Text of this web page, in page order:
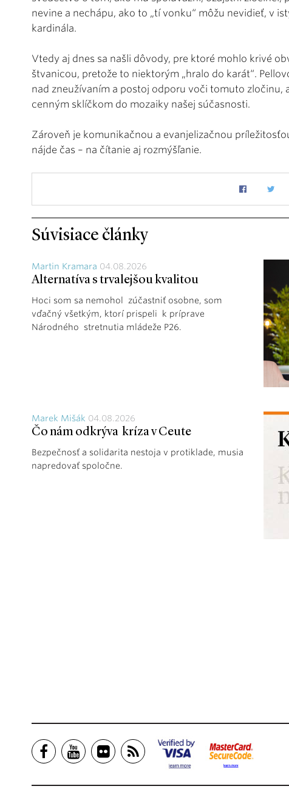
nevine a nechápu, ako to „tí vonku“ môžu nevidieť, v
kardinála.
Vtedy aj dnes sa našli dôvody, pre ktoré mohlo krivé
štvanicou, pretože to niektorým „hralo do karát“.
nad zneužívaním a postoj odporu voči tomuto zločinu,
cenným sklíčkom do mozaiky našej súčasnosti.
Zároveň je komunikačnou a evanjelizačnou
nájde čas – na čítanie aj rozmýšľanie.
Súvisiace články
Martin Kramara 04.08.2026
Alternatíva s trvalejšou kvalitou
Hoci som sa nemohol zúčastniť osobne, som
vďačný všetkým, ktorí prispeli k príprave
Národného stretnutia mládeže P26.
Marek Mišák 04.08.2026
Čo nám odkrýva kríza v Ceute
Bezpečnosť a solidarita nestoja v protiklade, musia
napredovať spoločne.